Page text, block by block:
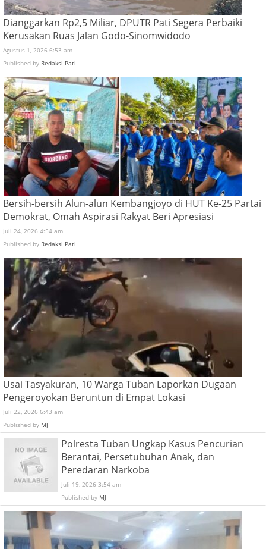
Dianggarkan Rp2,5 Miliar, DPUTR Pati Segera Perbaiki
Kerusakan Ruas Jalan Godo-Sinomwidodo
Agustus 1, 2026 6:53 am
Published by Redaksi Pati
Bersih-bersih Alun-alun Kembangjoyo di HUT Ke-25 Partai
Demokrat, Omah Aspirasi Rakyat Beri Apresiasi
Juli 24, 2026 4:54 am
Published by Redaksi Pati
Usai Tasyakuran, 10 Warga Tuban Laporkan Dugaan
Pengeroyokan Beruntun di Empat Lokasi
Juli 22, 2026 6:43 am
Published by MJ
Polresta Tuban Ungkap Kasus Pencurian
Berantai, Persetubuhan Anak, dan
Peredaran Narkoba
Juli 19, 2026 3:54 am
Published by MJ